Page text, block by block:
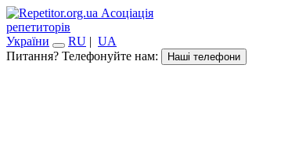
Асоціація
репетиторів
України
RU | UA
Питання? Телефонуйте нам:
Наші телефони